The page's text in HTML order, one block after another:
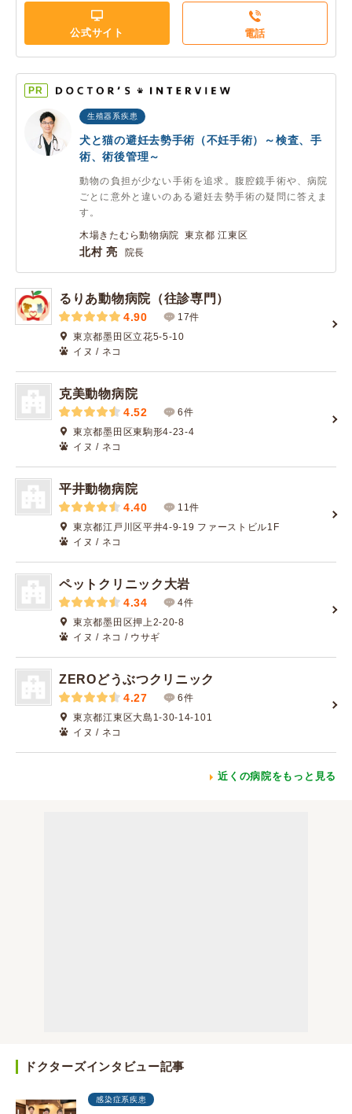
公式サイト 電話
PR
生殖器系疾患
犬と猫の避妊去勢手術（不妊手術）～検査、手
術、術後管理～
動物の負担が少ない手術を追求。腹腔鏡手術や、病院
ごとに意外と違いのある避妊去勢手術の疑問に答えま
す。
木場きたむら動物病院 東京都 江東区
北村 亮 院長
るりあ動物病院（往診専門）
4.90
17件
東京都墨田区立花5-5-10
イヌ / ネコ
克美動物病院
4.52
6件
東京都墨田区東駒形4-23-4
イヌ / ネコ
平井動物病院
4.40
11件
東京都江戸川区平井4-9-19 ファーストビル1F
イヌ / ネコ
ペットクリニック大岩
4.34
4件
東京都墨田区押上2-20-8
イヌ / ネコ / ウサギ
ZEROどうぶつクリニック
4.27
6件
東京都江東区大島1-30-14-101
イヌ / ネコ
近くの病院をもっと見る
ドクターズインタビュー記事
感染症系疾患